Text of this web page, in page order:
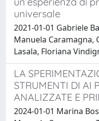
universale
2021-01-01 Gabriele
Manuela Caramagna,
Lasala, Floriana
LA
STRUMENTI DI AI
ANALIZZATE E
2024-01-01 Marina